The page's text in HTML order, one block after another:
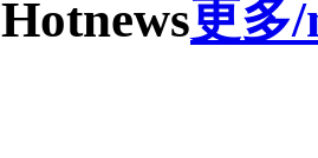
Hotnews更多